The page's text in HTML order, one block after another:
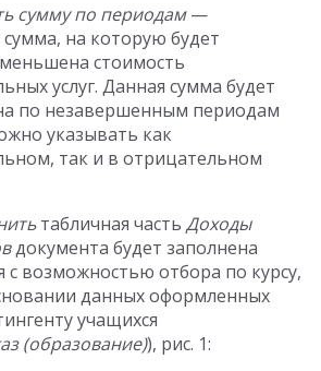
сумму по периодам—
сумма, на которую будет
стоимость
услуг. Данная сумма будет
по незавершенным периодам
указывать как
так и в отрицательном
табличная часть Доходы
документа будет заполнена
с возможностью отбора по курсу,
данных оформленных
учащихся
(образование)), рис. 1: